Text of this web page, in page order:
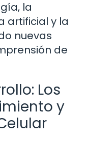
la
artificial y la
nuevas
de
Los
y